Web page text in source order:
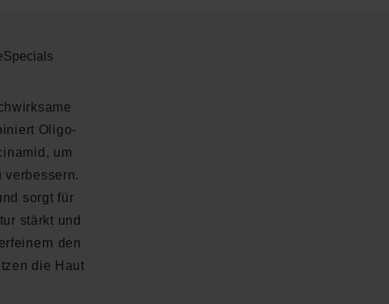
Specials
Oligo-
um
verbessern.
sorgt für
stärkt und
den
die Haut